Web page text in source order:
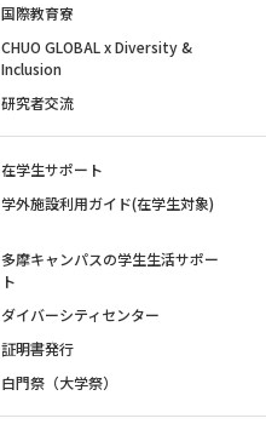
国際教育寮
CHUO GLOBAL x Diversity &
Inclusion
研究者交流
在学生サポート
学外施設利用ガイド(在学生対象)
多摩キャンパスの学生生活サポー
ト
ダイバーシティセンター
証明書発行
白門祭（大学祭）